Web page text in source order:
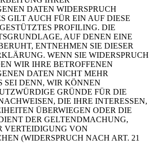
DATEN WIDERSPRUCH
GILT AUCH FÜR EIN AUF DIESE
PROFILING. DIE
AUF DENEN EINE
ENTNEHMEN SIE DIESER
WENN SIE WIDERSPRUCH
WIR IHRE BETROFFENEN
DATEN NICHT MEHR
SEI DENN, WIR KÖNNEN
GRÜNDE FÜR DIE
DIE IHRE INTERESSEN,
ÜBERWIEGEN ODER DIE
DER GELTENDMACHUNG,
VERTEIDIGUNG VON
(WIDERSPRUCH NACH ART. 21